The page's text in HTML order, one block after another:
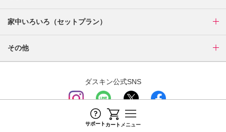
サポート カート メニュー
家中いろいろ（セットプラン）
その他
ダスキン公式SNS
最近チェックしたページ